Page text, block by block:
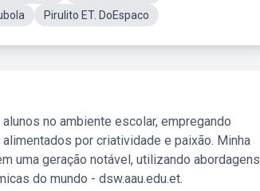
Pirulito ET. DoEspaco
no ambiente escolar, empregando
por criatividade e paixão. Minha
uma geração notável, utilizando abordagens
do mundo - dsw.aau.edu.et.